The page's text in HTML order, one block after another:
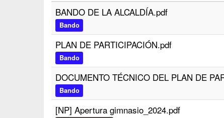
BANDO DE LA ALCALDÍA.pdf
Bando
PLAN DE PARTICIPACIÓN.pdf
Bando
DOCUMENTO TÉCNICO DEL PLAN DE
Bando
[NP] Apertura gimnasio_2024.pdf